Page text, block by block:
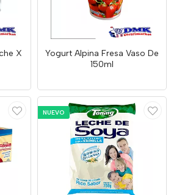
X
Yogurt Alpina Fresa Vaso De
150ml
NUEVO